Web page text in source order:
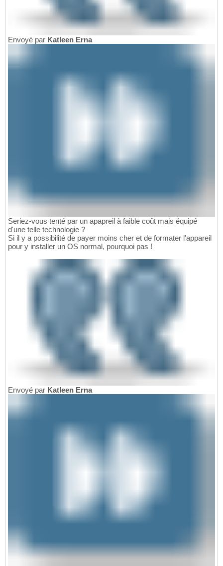
Envoyé par Katleen Erna
Seriez-vous tenté par un apapreil à faible coût mais équipé
d'une telle technologie ?
Si il y a possibilité de payer moins cher et de formater l'appareil
pour y installer un OS normal, pourquoi pas !
Envoyé par Katleen Erna